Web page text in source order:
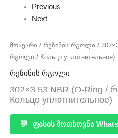
Previous
Next
მთავარი / რეზინის რგოლი /
რგოლი / Кольцо уплотнительное)
რეზინის რგოლი
302×3.53 NBR (O-Ring /
Кольцо уплотнительное)
💬 ფასის მოთხოვნა